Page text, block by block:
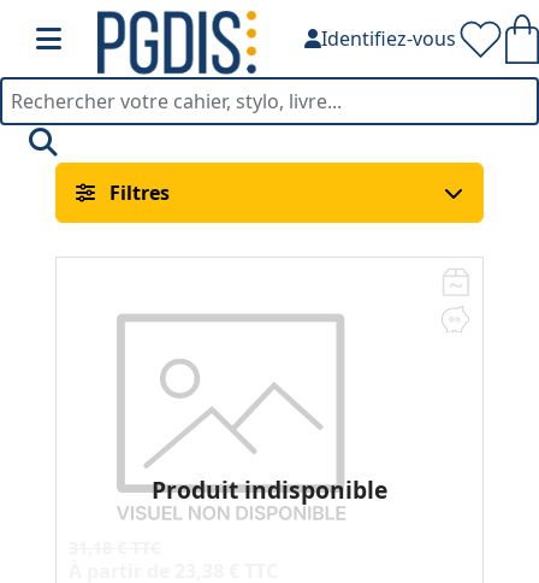
Identifiez-vous
Relieurs — PGDIS
Filtres
Produit indisponible